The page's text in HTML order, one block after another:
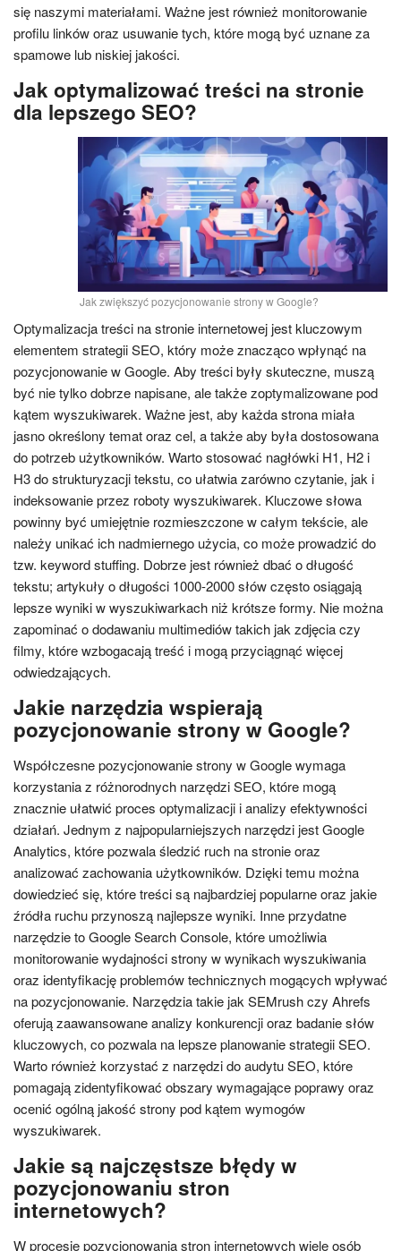
się naszymi materiałami. Ważne jest również monitorowanie
profilu linków oraz usuwanie tych, które mogą być uznane za
spamowe lub niskiej jakości.
Jak optymalizować treści na stronie
dla lepszego SEO?
Jak zwiększyć pozycjonowanie strony w Google?
Optymalizacja treści na stronie internetowej jest kluczowym
elementem strategii SEO, który może znacząco wpłynąć na
pozycjonowanie w Google. Aby treści były skuteczne, muszą
być nie tylko dobrze napisane, ale także zoptymalizowane pod
kątem wyszukiwarek. Ważne jest, aby każda strona miała
jasno określony temat oraz cel, a także aby była dostosowana
do potrzeb użytkowników. Warto stosować nagłówki H1, H2 i
H3 do strukturyzacji tekstu, co ułatwia zarówno czytanie, jak i
indeksowanie przez roboty wyszukiwarek. Kluczowe słowa
powinny być umiejętnie rozmieszczone w całym tekście, ale
należy unikać ich nadmiernego użycia, co może prowadzić do
tzw. keyword stuffing. Dobrze jest również dbać o długość
tekstu; artykuły o długości 1000-2000 słów często osiągają
lepsze wyniki w wyszukiwarkach niż krótsze formy. Nie można
zapominać o dodawaniu multimediów takich jak zdjęcia czy
filmy, które wzbogacają treść i mogą przyciągnąć więcej
odwiedzających.
Jakie narzędzia wspierają
pozycjonowanie strony w Google?
Współczesne pozycjonowanie strony w Google wymaga
korzystania z różnorodnych narzędzi SEO, które mogą
znacznie ułatwić proces optymalizacji i analizy efektywności
działań. Jednym z najpopularniejszych narzędzi jest Google
Analytics, które pozwala śledzić ruch na stronie oraz
analizować zachowania użytkowników. Dzięki temu można
dowiedzieć się, które treści są najbardziej popularne oraz jakie
źródła ruchu przynoszą najlepsze wyniki. Inne przydatne
narzędzie to Google Search Console, które umożliwia
monitorowanie wydajności strony w wynikach wyszukiwania
oraz identyfikację problemów technicznych mogących wpływać
na pozycjonowanie. Narzędzia takie jak SEMrush czy Ahrefs
oferują zaawansowane analizy konkurencji oraz badanie słów
kluczowych, co pozwala na lepsze planowanie strategii SEO.
Warto również korzystać z narzędzi do audytu SEO, które
pomagają zidentyfikować obszary wymagające poprawy oraz
ocenić ogólną jakość strony pod kątem wymogów
wyszukiwarek.
Jakie są najczęstsze błędy w
pozycjonowaniu stron
internetowych?
W procesie pozycjonowania stron internetowych wiele osób